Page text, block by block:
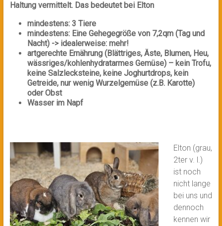
Haltung vermittelt. Das bedeutet bei Elton
mindestens: 3 Tiere
mindestens: Eine Gehegegröße von 7,2qm (Tag und
Nacht) -> idealerweise: mehr!
artgerechte Ernährung (Blättriges, Äste, Blumen, Heu,
wässriges/kohlenhydratarmes Gemüse) – kein Trofu,
keine Salzlecksteine, keine Joghurtdrops, kein
Getreide, nur wenig Wurzelgemüse (z.B. Karotte)
oder Obst
Wasser im Napf
Elton (grau,
2ter v. l.)
ist noch
nicht lange
bei uns und
dennoch
kennen wir